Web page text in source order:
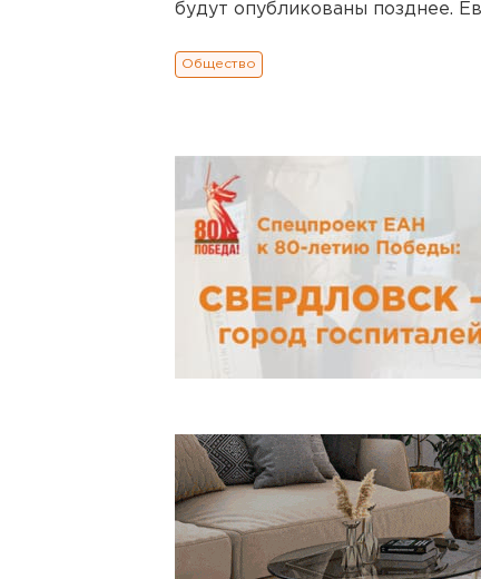
будут опубликованы позднее.
Общество